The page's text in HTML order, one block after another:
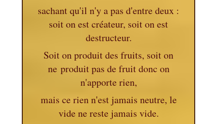
sachant qu'il n'y a pas d'entre deux :
soit on est créateur, soit on est
destructeur.
Soit on produit des fruits, soit on
ne produit pas de fruit donc on
n'apporte rien,
mais ce rien n'est jamais neutre, le
vide ne reste jamais vide.